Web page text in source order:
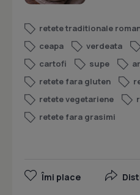
retete traditionale
ceapa
verdeata
cartofi
supe
retete fara gluten
retete vegetariene
retete fara grasimi
Îmi place